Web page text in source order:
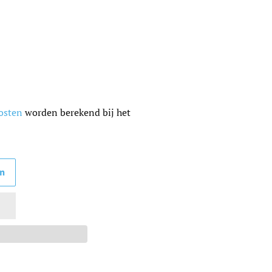
worden berekend bij het